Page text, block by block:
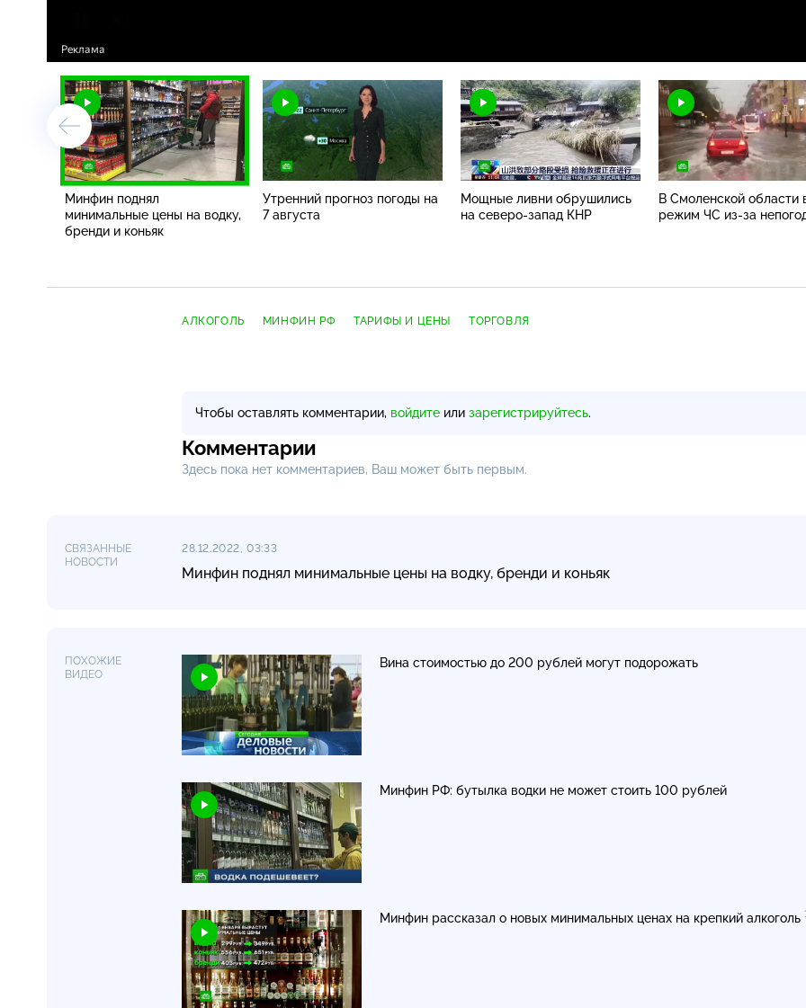
Минфин поднял
минимальные цены на водку,
бренди и коньяк
Утренний прогноз погоды на
7 августа
Мощные ливни обрушились
на северо-запад КНР
В Смоленской области
режим ЧС из-за
АЛКОГОЛЬ МИНФИН РФ ТАРИФЫ И ЦЕНЫ ТОРГОВЛЯ
Чтобы оставлять комментарии, войдите или зарегистрируйтесь.
Комментарии
Здесь пока нет комментариев, Ваш может быть первым.
СВЯЗАННЫЕ
НОВОСТИ
28.12.2022, 03:33
Минфин поднял минимальные цены на водку, бренди и коньяк
ПОХОЖИЕ
ВИДЕО
Вина стоимостью до 200 рублей могут подорожать
Минфин РФ: бутылка водки не может стоить 100 рублей
Минфин рассказал о новых минимальных ценах на крепкий алкоголь